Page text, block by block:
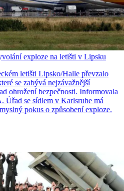
exploze na letišti v Lipsku
letišti Lipsko/Halle převzalo
se zabývá nejzávažnější
ohrožení bezpečnosti. Informovala
Úřad se sídlem v Karlsruhe má
pokus o způsobení exploze.